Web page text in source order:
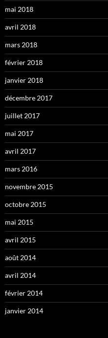
mai 2018
avril 2018
mars 2018
février 2018
janvier 2018
décembre 2017
juillet 2017
mai 2017
avril 2017
mars 2016
novembre 2015
octobre 2015
mai 2015
avril 2015
août 2014
avril 2014
février 2014
janvier 2014